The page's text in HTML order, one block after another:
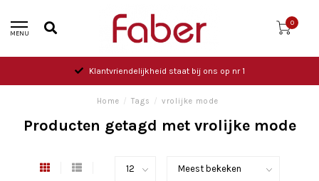
MENU
0
Klantvriendelijkheid staat bij ons op nr 1
Home / Tags / vrolijke mode
Producten getagd met vrolijke mode